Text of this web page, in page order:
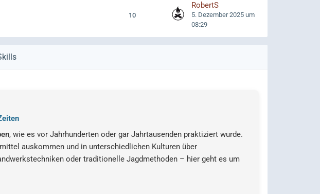
10
RobertS
5. Dezember 2025 um
08:29
, wie es vor Jahrhunderten oder gar Jahrtausenden praktiziert wurde.
auskommen und in unterschiedlichen Kulturen über
oder traditionelle Jagdmethoden – hier geht es um